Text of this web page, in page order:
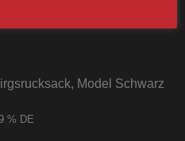
Model Schwarz
% DE